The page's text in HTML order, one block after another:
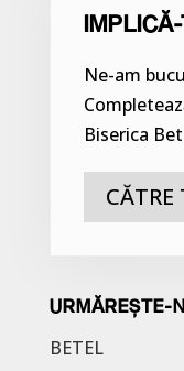
Ne-am
Biserica
CĂTRE
URMĂREȘTE-
BETEL